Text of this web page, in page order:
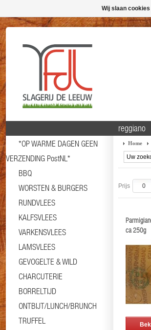
*OP WARME DAGEN GEEN
VERZENDING PostNL*
BBQ
WORSTEN & BURGERS
RUNDVLEES
KALFSVLEES
VARKENSVLEES
LAMSVLEES
GEVOGELTE & WILD
CHARCUTERIE
BORRELTIJD
ONTBIJT/LUNCH/BRUNCH
TRUFFEL
reggiano
Home
Prijs
ca 250g
Wij slaan